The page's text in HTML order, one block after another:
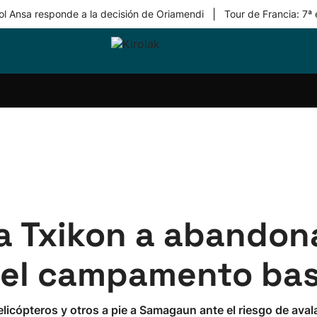
Ansa responde a la decisión de Oriamendi Tour de Francia: 7ª
Equipos
Txikon a
campamento
y otros a pie a Samagaun ante el riesgo de